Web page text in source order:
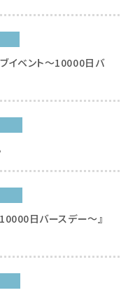
イベント～10000日バ
日バースデー～』